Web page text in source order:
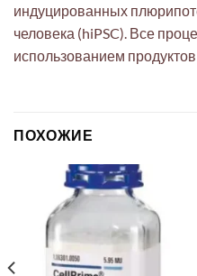
индуцированных
человека (hiPSC). Все
использованием
ПОХОЖИЕ